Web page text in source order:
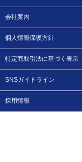
会社案内
個人情報保護方針
特定商取引法に基づく表示
SNSガイドライン
採用情報